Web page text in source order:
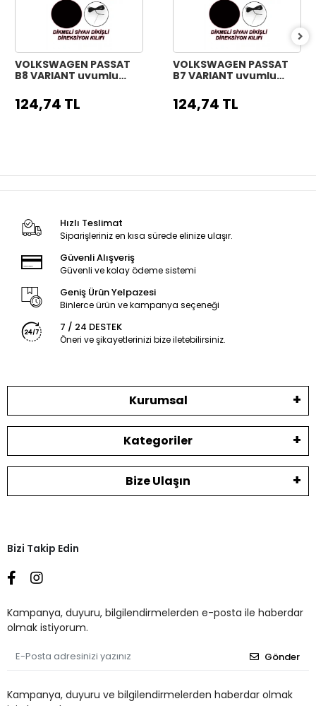
VOLKSWAGEN PASSAT
B8 VARIANT uyumlu
direksiyon kılıfı siyah
dikiş
124,74 TL
VOLKSWAGEN PASSAT
B7 VARIANT uyumlu
direksiyon kılıfı siyah
dikiş
124,74 TL
Hızlı Teslimat
Siparişleriniz en kısa sürede elinize ulaşır.
Güvenli Alışveriş
Güvenli ve kolay ödeme sistemi
Geniş Ürün Yelpazesi
Binlerce ürün ve kampanya seçeneği
7 / 24 DESTEK
Öneri ve şikayetlerinizi bize iletebilirsiniz.
Kurumsal
Kategoriler
Bize Ulaşın
Bizi Takip Edin
Kampanya, duyuru, bilgilendirmelerden e-posta ile haberdar
olmak istiyorum.
Gönder
Kampanya, duyuru ve bilgilendirmelerden haberdar olmak